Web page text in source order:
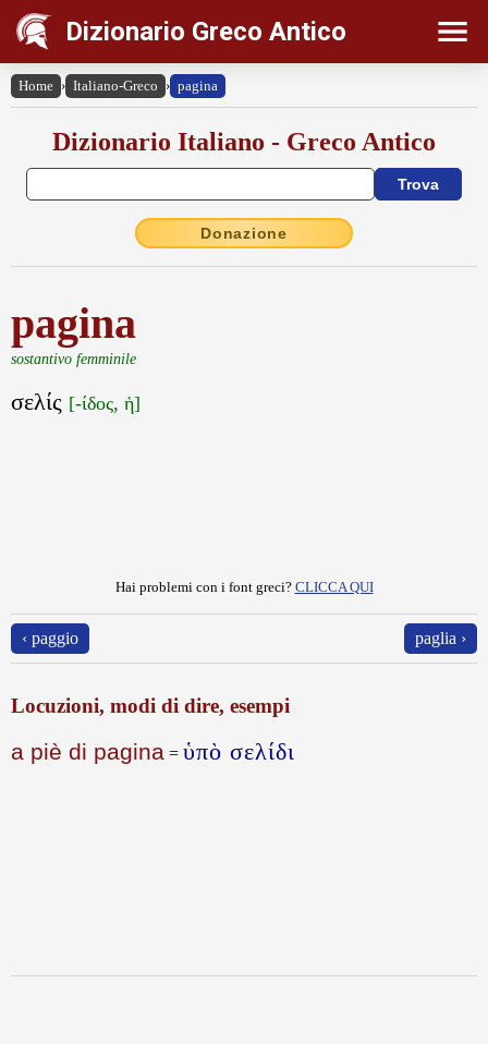
Dizionario Greco Antico
Home › Italiano-Greco › pagina
Dizionario Italiano - Greco Antico
Donazione
pagina
sostantivo femminile
σελίς [-ίδος, ἡ]
Hai problemi con i font greci? CLICCA QUI
‹ paggio paglia ›
Locuzioni, modi di dire, esempi
a piè di pagina = ὑπὸ σελίδι